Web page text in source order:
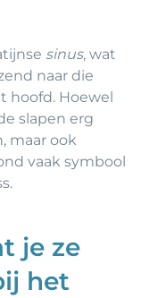
sinus, wat
naar die
hoofd. Hoewel
slapen erg
maar ook
vaak symbool
je ze
het